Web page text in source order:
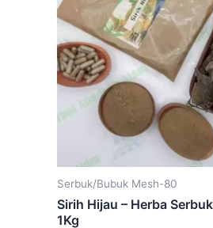
Serbuk/Bubuk Mesh-80
Sirih Hijau – Herba
1Kg